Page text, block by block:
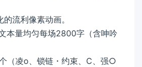
流利像素动画。
本量均匀每场2800字（含呻吟
（凌o、锁链・约束、C、强○